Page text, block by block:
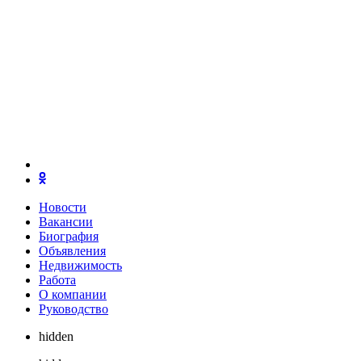
Новости
Вакансии
Биография
Объявления
Недвижимость
Работа
О компании
Руководство
hidden